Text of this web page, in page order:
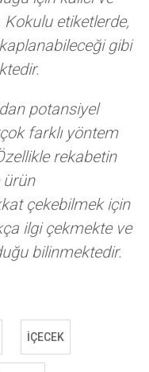
Kokulu etiketlerde,
gibi
potansiyel
farklı yöntem
rekabetin
ürün
çekebilmek için
ilgi çekmekte ve
bilinmektedir.
İÇECEK